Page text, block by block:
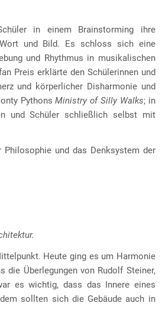
in einem Brainstorming ihre
und Bild. Es schloss sich eine
und Rhythmus in musikalischen
Preis erklärte den Schülerinnen und
und körperlicher Disharmonie und
PythonsMinistry of Silly Walks; in
und Schüler schließlich selbst mit
Philosophie und das Denksystem der
Heute ging es um Harmonie
die Überlegungen von Rudolf Steiner,
es wichtig, dass das Innere eines
sollten sich die Gebäude auch in